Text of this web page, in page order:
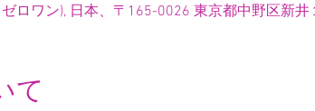
ゼロワン), 日本、〒165-0026 東京都中野区新
て